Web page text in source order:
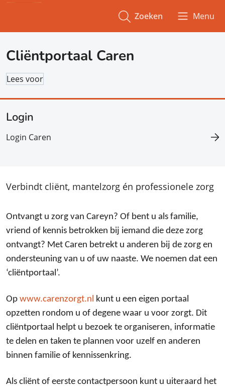
Zoeken Menu
Cliëntportaal Caren
Lees voor
Verbindt cliënt, mantelzorg én professionele zorg
Login
Login Caren
Ontvangt u zorg van Careyn? Of bent u als familie,
vriend of kennis betrokken bij iemand die deze zorg
ontvangt? Met Caren betrekt u anderen bij de zorg en
ondersteuning van u of uw naaste. We noemen dat een
‘cliëntportaal’.
Op www.carenzorgt.nl kunt u een eigen portaal
opzetten rondom u of degene waar u voor zorgt. Dit
cliëntportaal helpt u bezoek te organiseren, informatie
te delen en taken te plannen voor uzelf en anderen
binnen familie of kennissenkring.
Als cliënt of eerste contactpersoon kunt u uiteraard het